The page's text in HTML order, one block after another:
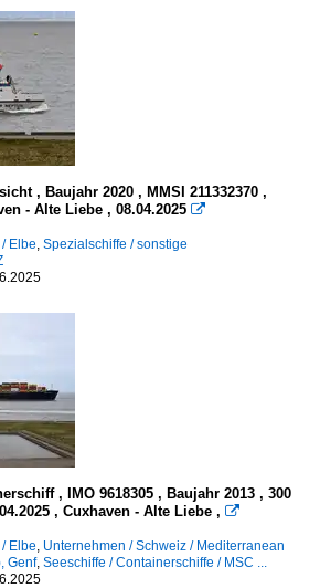
, Baujahr 2020 , MMSI 211332370 ,
- Alte Liebe , 08.04.2025 
Elbe, Spezialschiffe / sonstige
, IMO 9618305 , Baujahr 2013 , 300
, Cuxhaven - Alte Liebe , 
Elbe, Unternehmen / Schweiz / Mediterranean
Genf, Seeschiffe / Containerschiffe / MSC ...